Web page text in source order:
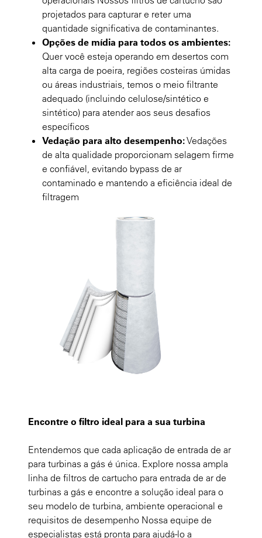
projetados para capturar e reter uma
quantidade significativa de contaminantes.
Opções de mídia para todos os ambientes:
Quer você esteja operando em desertos com
alta carga de poeira, regiões costeiras úmidas
ou áreas industriais, temos o meio filtrante
adequado (incluindo celulose/sintético e
sintético) para atender aos seus desafios
específicos
Vedação para alto desempenho:Vedações
de alta qualidade proporcionam selagem firme
e confiável, evitando bypass de ar
contaminado e mantendo a eficiência ideal de
filtragem
Encontre o filtro ideal para a sua turbina
Entendemos que cada aplicação de entrada de ar
para turbinas a gás é única. Explore nossa ampla
linha de filtros de cartucho para entrada de ar de
turbinas a gás e encontre a solução ideal para o
seu modelo de turbina, ambiente operacional e
requisitos de desempenho Nossa equipe de
especialistas está pronta para ajudá-lo a